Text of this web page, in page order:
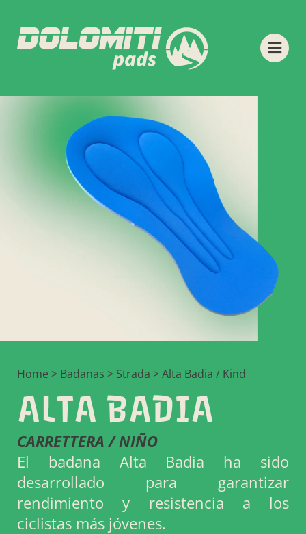
Home > Badanas > Strada >Alta Badia / Kind
ALTA BADIA
CARRETTERA / NIÑO
El badana Alta Badia ha sido
desarrollado para garantizar
rendimiento y resistencia a los
ciclistas más jóvenes.